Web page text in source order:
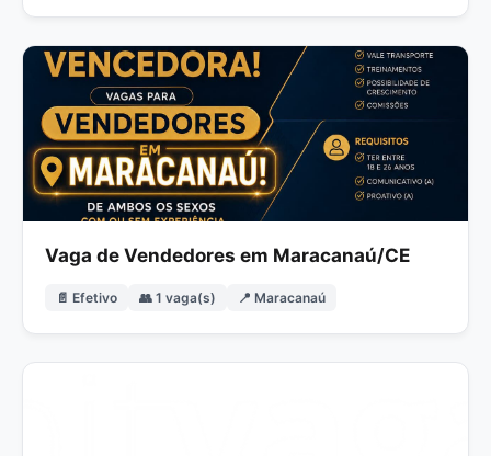
Vaga de Vendedores em Maracanaú/CE
📄 Efetivo 👥 1 vaga(s) 📍 Maracanaú